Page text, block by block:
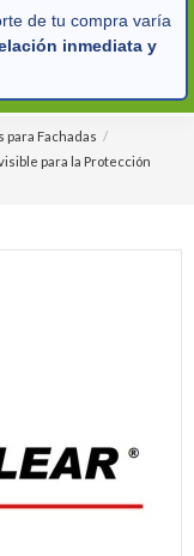
de tu compra varía
inmediata y
para Fachadas
para la Protección